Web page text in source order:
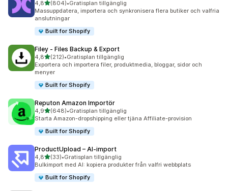
4,8av 5 stjärnor
(804)
804 recensioner totalt
•Gratisplan tillgänglig
Massuppdatera, importera och synkronisera flera butiker och valfria
anslutningar
Built for Shopify
Filey ‑ Files Backup & Export
4,8av 5 stjärnor
(212)
212 recensioner totalt
•Gratisplan tillgänglig
Exportera och importera filer, produktmedia, bloggar, sidor och
menyer
Built for Shopify
Reputon Amazon Importör
4,9av 5 stjärnor
(648)
648 recensioner totalt
•Gratisplan tillgänglig
Starta Amazon-dropshipping eller tjäna Affiliate-provision
Built for Shopify
ProductUpload – AI‑import
4,8av 5 stjärnor
(33)
33 recensioner totalt
•Gratisplan tillgänglig
Bulkimport med AI: kopiera produkter från valfri webbplats
Built for Shopify